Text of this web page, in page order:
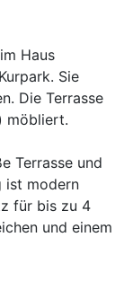
Haus
Sie
Die Terrasse
möbliert.
Terrasse und
ist modern
für bis zu 4
und einem